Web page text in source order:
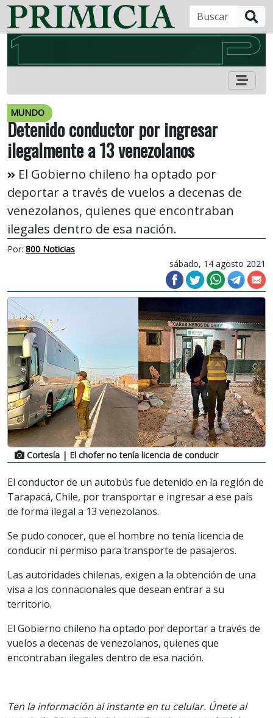
MUNDO
Detenido conductor por ingresar
ilegalmente a 13 venezolanos
El Gobierno chileno ha optado por
deportar a través de vuelos a decenas de
venezolanos, quienes que encontraban
ilegales dentro de esa nación.
Por: 800 Noticias
sábado, 14 agosto 2021
Cortesía | El chofer no tenía licencia de conducir
El conductor de un autobús fue detenido en la región de
Tarapacá, Chile, por transportar e ingresar a ese país
de forma ilegal a 13 venezolanos.
Se pudo conocer, que el hombre no tenía licencia de
conducir ni permiso para transporte de pasajeros.
Las autoridades chilenas, exigen a la obtención de una
visa a los connacionales que desean entrar a su
territorio.
El Gobierno chileno ha optado por deportar a través de
vuelos a decenas de venezolanos, quienes que
encontraban ilegales dentro de esa nación.
Ten la información al instante en tu celular. Únete al